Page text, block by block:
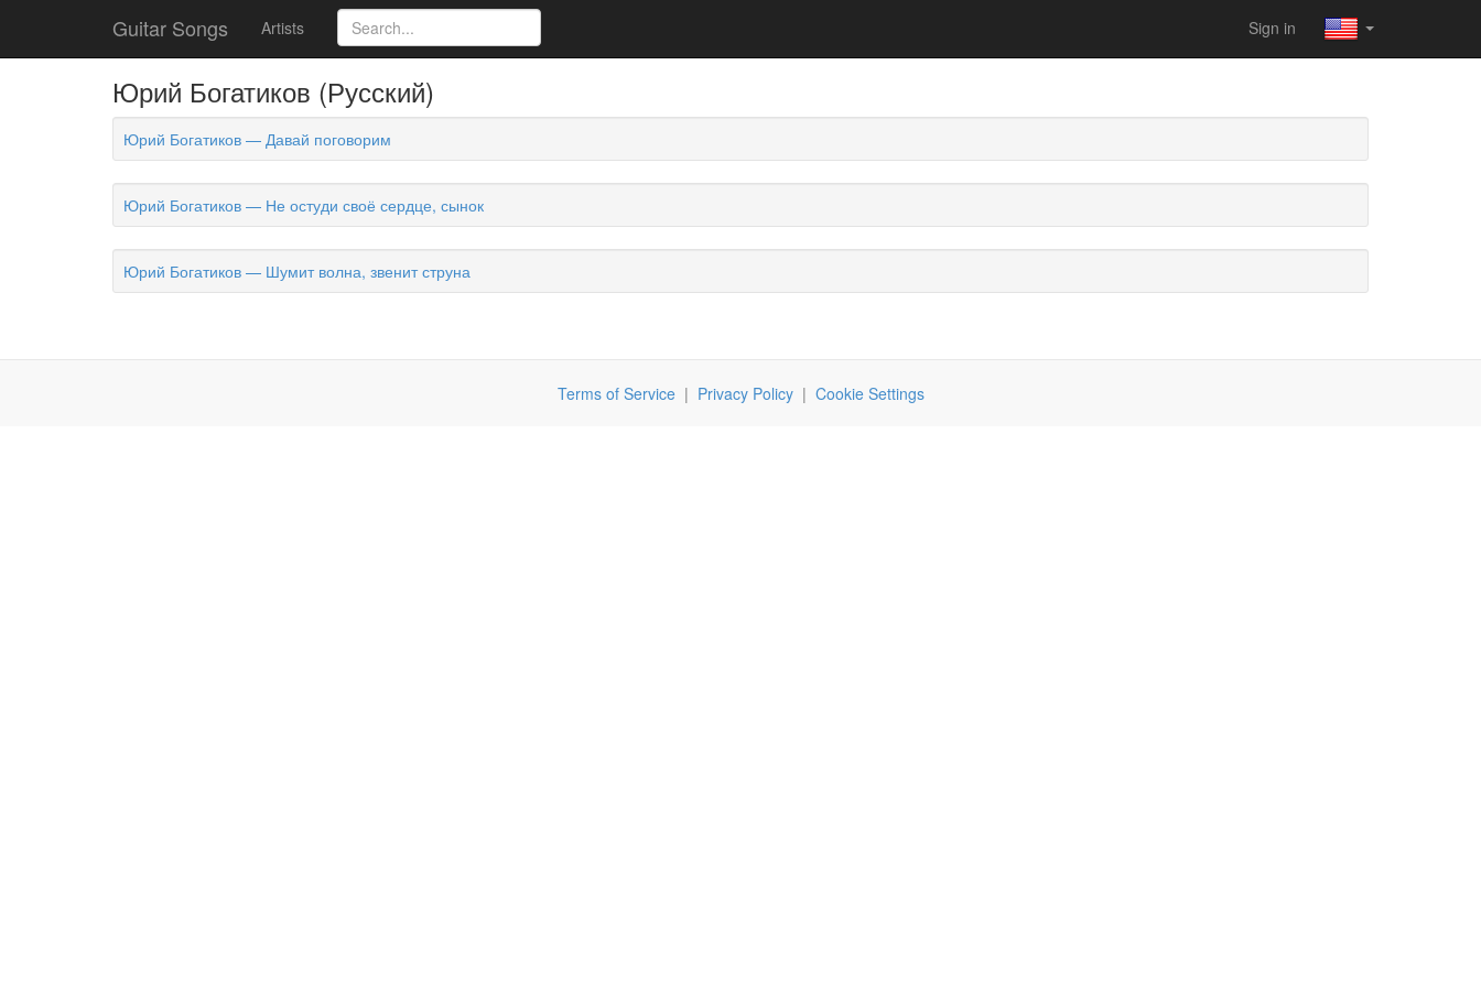
Guitar Songs Artists Sign in
Юрий Богатиков (Русский)
Юрий Богатиков — Давай поговорим
Юрий Богатиков — Не остуди своё сердце, сынок
Юрий Богатиков — Шумит волна, звенит струна
Terms of Service| Privacy Policy| Cookie Settings